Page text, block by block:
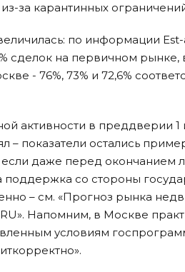
за карантинных
по информации
сделок на первичном
- 76%, 73% и 72,6%
активности в преддверии 1
– показатели остались
даже перед окончанием
поддержка со стороны
– см. «Прогноз рынка
Напомним, в Москве
условиям